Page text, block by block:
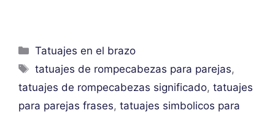
Categorías
Tatuajes en el brazo
Etiquetas
tatuajes de rompecabezas para parejas,
tatuajes de rompecabezas significado, tatuajes
para parejas frases, tatuajes simbolicos para